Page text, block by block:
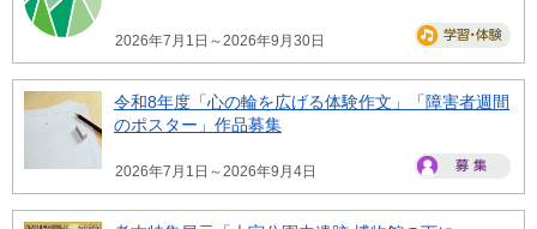
2026年7月1日～2026年9月30日
令和8年度「心の輪を広げる体験作文」「障害者週間
のポスター」作品募集
2026年7月1日～2026年9月4日